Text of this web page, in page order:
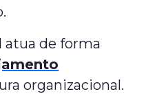
atua de forma
organizacional.